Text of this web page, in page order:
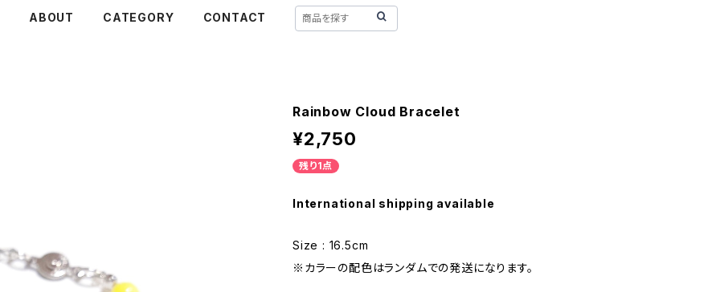
ABOUT CATEGORY CONTACT
Rainbow Cloud Bracelet
¥2,750
残り1点
International shipping available
Size : 16.5cm
※カラーの配色はランダムでの発送になります。